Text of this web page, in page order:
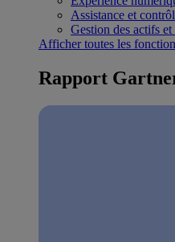
Assistance et
Gestion des actifs
Afficher toutes les
Rapport